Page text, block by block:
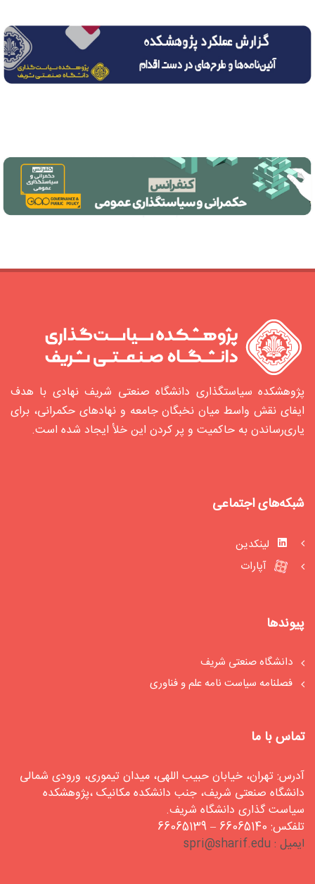
پژوهشکده سیاستگذاری دانشگاه صنعتی شریف نهادی با هدف
ایفای نقش واسط میان نخبگان جامعه و نهادهای حکمرانی، برای
یاری‌رساندن به حاکمیت و پر کردن این خلأ ایجاد شده‌ است.
شبکه‌های اجتماعی
لینکدین
آپارات
پیوندها
دانشگاه صنعتی شریف
فصلنامه سیاست‏ نامه علم و فناوری
تماس با ما
آدرس: تهران، خیابان حبیب اللهی، میدان تیموری، ورودی شمالی
دانشگاه صنعتی شریف، جنب دانشکده مکانیک ،پژوهشکده
سیاست گذاری دانشگاه شریف.
تلفکس: 66065140 – 66065139
ایمیل : spri@sharif.edu